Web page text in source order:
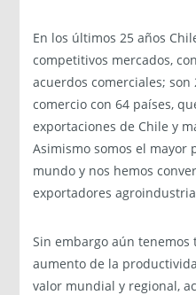
En los últimos 25 años
competitivos mercados,
acuerdos comerciales;
comercio con 64 países,
exportaciones de Chile y
Asimismo somos el mayor
mundo y nos hemos
exportadores
Sin embargo aún
aumento de la
valor mundial y regional,